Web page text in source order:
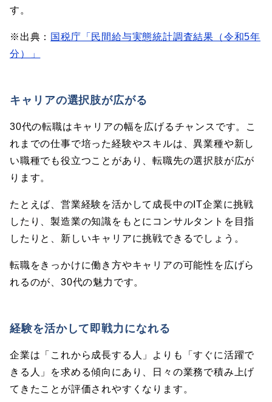
す。
※出典： 国税庁「民間給与実態統計調査結果（令和5年
分）」
キャリアの選択肢が広がる
30代の転職はキャリアの幅を広げるチャンスです。こ
れまでの仕事で培った経験やスキルは、異業種や新し
い職種でも役立つことがあり、転職先の選択肢が広が
ります。
たとえば、営業経験を活かして成長中のIT企業に挑戦
したり、製造業の知識をもとにコンサルタントを目指
したりと、新しいキャリアに挑戦できるでしょう。
転職をきっかけに働き方やキャリアの可能性を広げら
れるのが、30代の魅力です。
経験を活かして即戦力になれる
企業は「これから成長する人」よりも「すぐに活躍で
きる人」を求める傾向にあり、日々の業務で積み上げ
てきたことが評価されやすくなります。